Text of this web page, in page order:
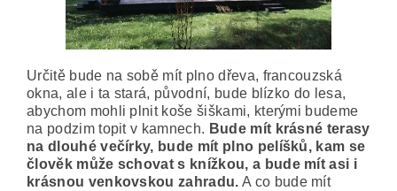
Určitě bude na sobě mít plno dřeva, francouzská
okna, ale i ta stará, původní, bude blízko do lesa,
abychom mohli plnit koše šiškami, kterými budeme
na podzim topit v kamnech. Bude mít krásné terasy
na dlouhé večírky, bude mít plno pelíšků, kam se
člověk může schovat s knížkou, a bude mít asi i
krásnou venkovskou zahradu. A co bude mít